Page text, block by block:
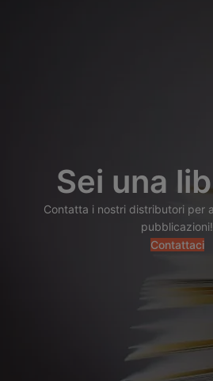
Sei una
Contatta i nostri distributori per
pubblicazioni!
Contattaci